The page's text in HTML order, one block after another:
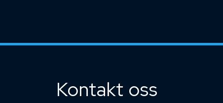
Kontakt oss